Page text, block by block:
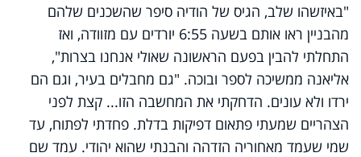
"באיזשהו שלב, הגיס של הודיה סיפר שהשכנים שלהם
מהבניין ראו אותם בשעה 6:55 יורדים עם מזוודה, ואז
התחלתי להבין בפעם הראשונה שאולי אנחנו בצרות",
אליאנה ממשיכה לספר ובוכה. "גם מחבלים בעיר, וגם הם
ירדו ולא עונים. הדחקתי את המחשבה הזו... קצת לפני
הצהריים שמעתי פתאום דפיקות בדלת. פחדתי לפתוח, עד
שמי שעמד מאחוריה הזדהה והבנתי שהוא יהודי. עמד שם